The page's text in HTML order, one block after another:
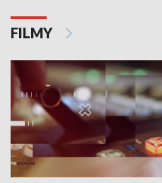
FILMY